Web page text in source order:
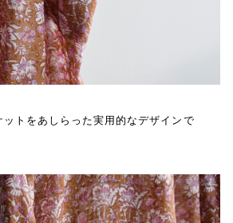
トをあしらった実用的なデザインで